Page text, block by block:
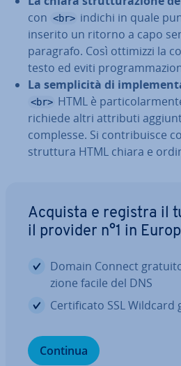
con <br> indichi in quale
inserito un ritorno a capo
paragrafo. Così ottimizzi la
testo ed eviti
La sem­pli­ci­tà di
<br> HTML è
richiede altri attributi
complesse. Si con­tri­bui­sce
struttura HTML chiara e
Acquista e registra il
il provider n°1 in
Domain Connect
zio­ne facile del DNS
Cer­ti­fi­ca­to SSL Wildcard
Continua